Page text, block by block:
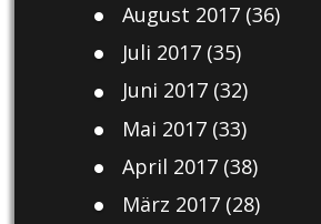
August 2017(36)
Juli 2017(35)
Juni 2017(32)
Mai 2017(33)
April 2017(38)
März 2017(28)